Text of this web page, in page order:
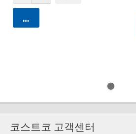
카트에 담기
코스트코 고객센터